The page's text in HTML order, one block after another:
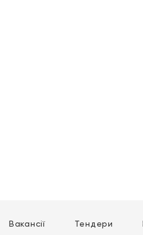
Вакансії Тендери